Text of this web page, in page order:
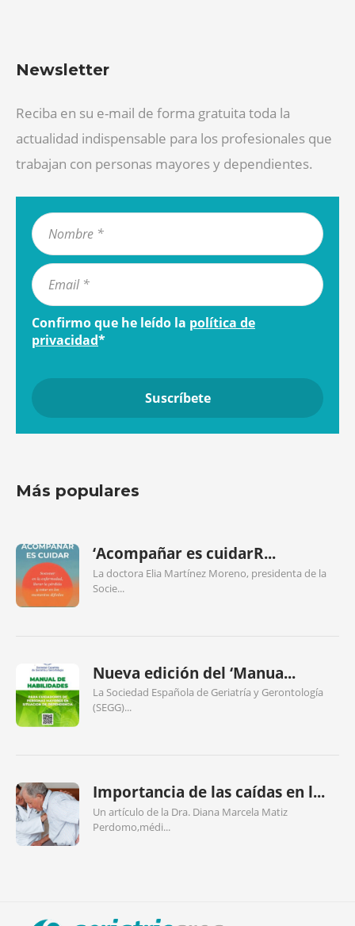
Newsletter
Reciba en su e-mail de forma gratuita toda la
actualidad indispensable para los profesionales que
trabajan con personas mayores y dependientes.
Confirmo que he leído la política de
privacidad*
Más populares
‘Acompañar es cuidarR...
La doctora Elia Martínez Moreno, presidenta de la
Socie...
Nueva edición del ‘Manua...
La Sociedad Española de Geriatría y Gerontología
(SEGG)...
Importancia de las caídas en l...
Un artículo de la Dra. Diana Marcela Matiz
Perdomo,médi...